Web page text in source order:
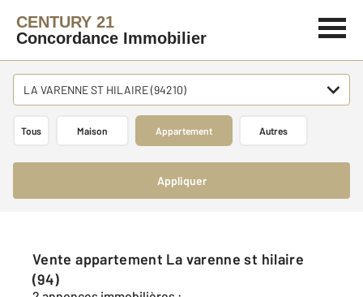
CENTURY 21
Concordance Immobilier
LA VARENNE ST HILAIRE (94210)
Tous Maison Appartement Autres
Appliquer
Vente appartement La varenne st hilaire
(94)